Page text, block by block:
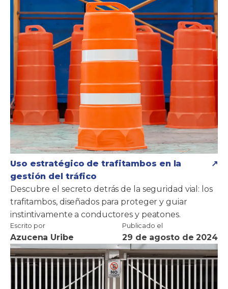
Uso estratégico de trafitambos en la
gestión del tráfico
Descubre el secreto detrás de la seguridad vial: los
trafitambos, diseñados para proteger y guiar
instintivamente a conductores y peatones.
Escrito por
Azucena Uribe
Publicado el
29 de agosto de 2024